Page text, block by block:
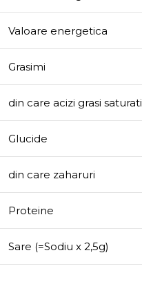
Valoare energetica
Grasimi
din care acizi grasi saturati
Glucide
din care zaharuri
Proteine
Sare (=Sodiu x 2,5g)